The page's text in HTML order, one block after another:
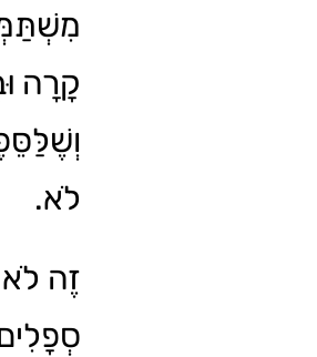
קָרָה
לֹא.
זֶה